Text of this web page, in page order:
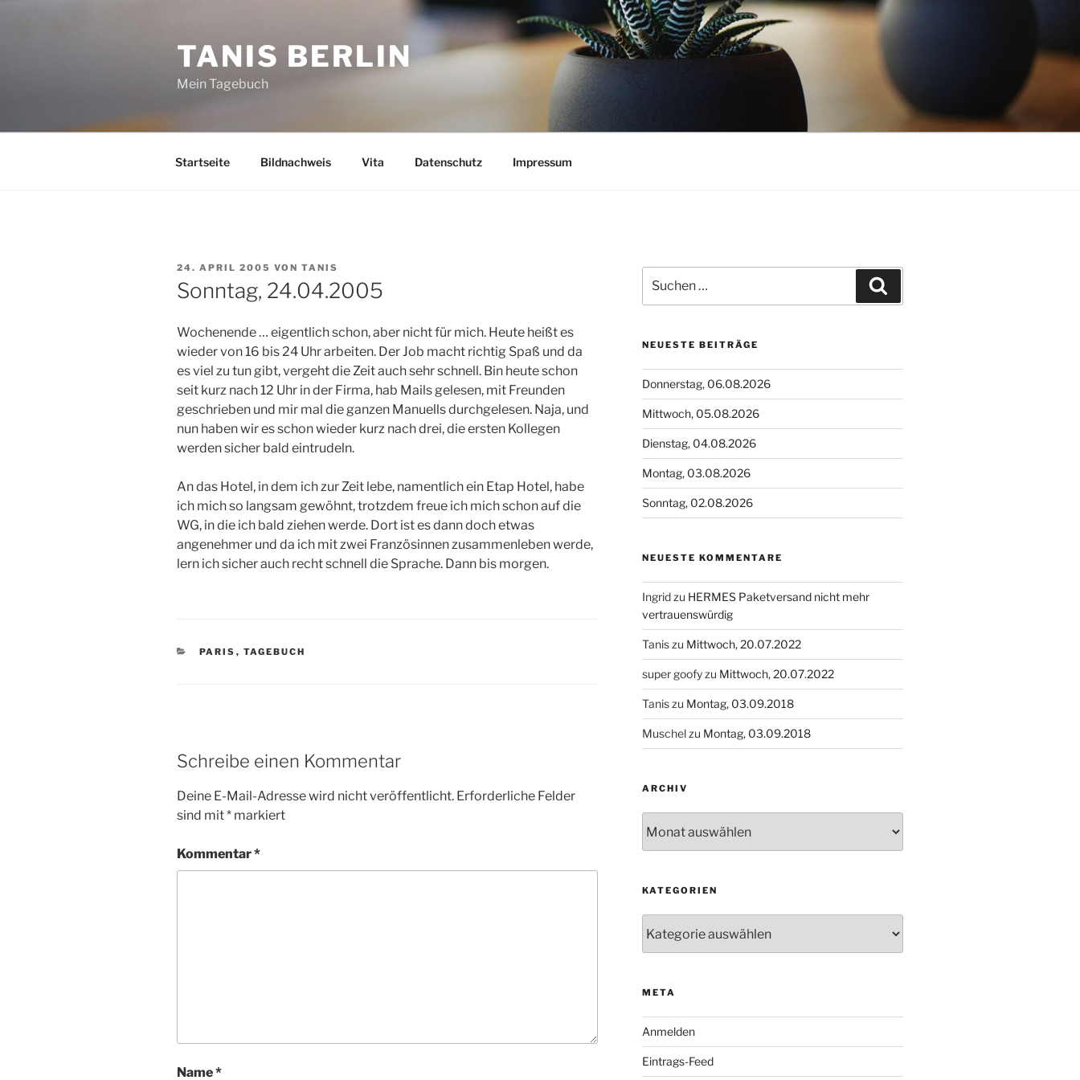
TANIS BERLIN
Mein Tagebuch
Startseite Bildnachweis Vita Datenschutz Impressum
VERÖFFENTLICHT
AM
24. APRIL 2005 VON TANIS
Sonntag, 24.04.2005
Wochenende … eigentlich schon, aber nicht für mich. Heute heißt es
wieder von 16 bis 24 Uhr arbeiten. Der Job macht richtig Spaß und da
es viel zu tun gibt, vergeht die Zeit auch sehr schnell. Bin heute schon
seit kurz nach 12 Uhr in der Firma, hab Mails gelesen, mit Freunden
geschrieben und mir mal die ganzen Manuells durchgelesen. Naja, und
nun haben wir es schon wieder kurz nach drei, die ersten Kollegen
werden sicher bald eintrudeln.
An das Hotel, in dem ich zur Zeit lebe, namentlich ein Etap Hotel, habe
ich mich so langsam gewöhnt, trotzdem freue ich mich schon auf die
WG, in die ich bald ziehen werde. Dort ist es dann doch etwas
angenehmer und da ich mit zwei Französinnen zusammenleben werde,
lern ich sicher auch recht schnell die Sprache. Dann bis morgen.
KATEGORIEN
PARIS , TAGEBUCH
Schreibe einen Kommentar
Deine E-Mail-Adresse wird nicht veröffentlicht. Erforderliche Felder
sind mit* markiert
Kommentar*
Name*
nach:
NEUESTE BEITRÄGE
Donnerstag, 06.08.2026
Mittwoch, 05.08.2026
Dienstag, 04.08.2026
Montag, 03.08.2026
Sonntag, 02.08.2026
NEUESTE KOMMENTARE
Ingridzu HERMES Paketversand nicht mehr
vertrauenswürdig
Taniszu Mittwoch, 20.07.2022
super goofyzu Mittwoch, 20.07.2022
Taniszu Montag, 03.09.2018
Muschelzu Montag, 03.09.2018
ARCHIV
KATEGORIEN
META
Anmelden
Eintrags-Feed